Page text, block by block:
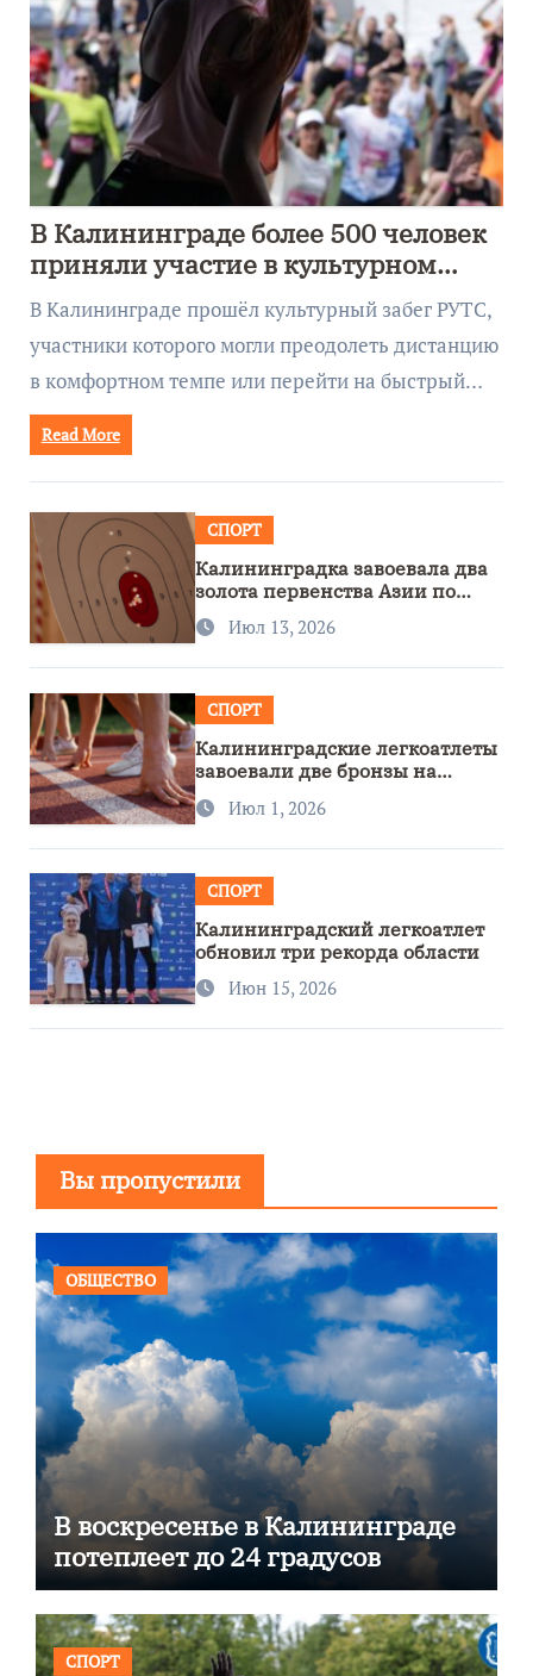
В Калининграде более 500 человек
приняли участие в культурном
забеге
В Калининграде прошёл культурный забег РУТС,
участники которого могли преодолеть дистанцию
в комфортном темпе или перейти на быстрый…
Read More
СПОРТ
Калининградка завоевала два
золота первенства Азии по
метанию ножа
Июл 13, 2026
СПОРТ
Калининградские легкоатлеты
завоевали две бронзы на
первенстве России
Июл 1, 2026
СПОРТ
Калининградский легкоатлет
обновил три рекорда области
Июн 15, 2026
Вы пропустили
ОБЩЕСТВО
В воскресенье в Калининграде
потеплеет до 24 градусов
СПОРТ